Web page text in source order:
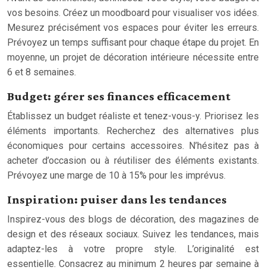
vos besoins. Créez un moodboard pour visualiser vos idées.
Mesurez précisément vos espaces pour éviter les erreurs.
Prévoyez un temps suffisant pour chaque étape du projet. En
moyenne, un projet de décoration intérieure nécessite entre
6 et 8 semaines.
Budget: gérer ses finances efficacement
Établissez un budget réaliste et tenez-vous-y. Priorisez les
éléments importants. Recherchez des alternatives plus
économiques pour certains accessoires. N’hésitez pas à
acheter d’occasion ou à réutiliser des éléments existants.
Prévoyez une marge de 10 à 15% pour les imprévus.
Inspiration: puiser dans les tendances
Inspirez-vous des blogs de décoration, des magazines de
design et des réseaux sociaux. Suivez les tendances, mais
adaptez-les à votre propre style. L’originalité est
essentielle. Consacrez au minimum 2 heures par semaine à